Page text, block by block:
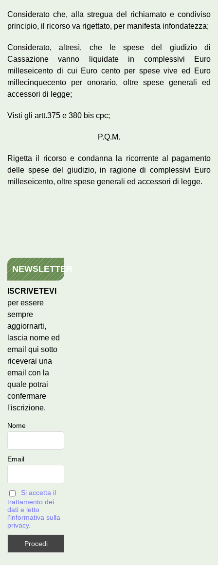
Considerato che, alla stregua del richiamato e condiviso
principio, il ricorso va rigettato, per manifesta infondatezza;
Considerato, altresì, che le spese del giudizio di
Cassazione vanno liquidate in complessivi Euro
milleseicento di cui Euro cento per spese vive ed Euro
millecinquecento per onorario, oltre spese generali ed
accessori di legge;
Visti gli artt.375 e 380 bis cpc;
P.Q.M.
Rigetta il ricorso e condanna la ricorrente al pagamento
delle spese del giudizio, in ragione di complessivi Euro
milleseicento, oltre spese generali ed accessori di legge.
NEWSLETTER
ISCRIVETEVI
per essere
sempre
aggiornarti,
lascia nome ed
email qui sotto
riceverai una
email con la
quale potrai
confermare
l'iscrizione.
Nome
Email
Si accetta il
trattamento dei
dati e letto
l'informativa sulla
privacy.